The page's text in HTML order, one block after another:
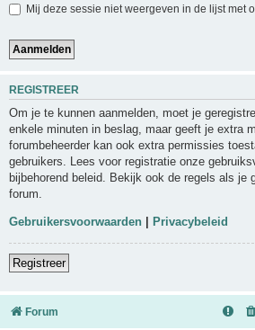
Mij deze sessie niet weergeven in de lijst met
REGISTREER
Om je te kunnen aanmelden, moet je
enkele minuten in beslag, maar geeft je extra
forumbeheerder kan ook extra permissies
gebruikers. Lees voor registratie onze
bijbehorend beleid. Bekijk ook de regels als je
forum.
Gebruikersvoorwaarden Privacybeleid
Registreer
Forum